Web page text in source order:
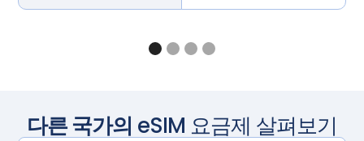
다른 국가의 eSIM 요금제 살펴보기